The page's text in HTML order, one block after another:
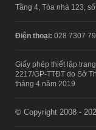
Tầng 4, Tòa nhà 123,
Điện thoại: 028 7307
Giấy phép thiết lập
2217/GP-TTĐT do Sở
tháng 4 năm 2019
© Copyright 2008 -